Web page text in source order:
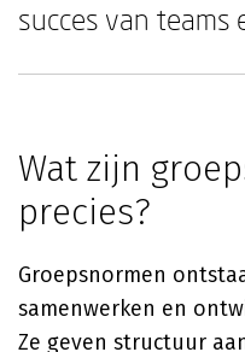
succes van teams
Wat zijn
precies?
Groepsnormen
samenwerken en
Ze geven structuur